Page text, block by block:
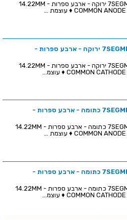
תצוגת 7SEGMENT ירוקה - ארבע ספרות -
תצוגת 7SEGMENT כתומה - ארבע ספרות -
תצוגת 7SEGMENT כתומה - ארבע ספרות -